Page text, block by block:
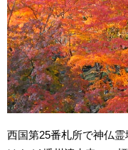
西国第25番札所で神仏